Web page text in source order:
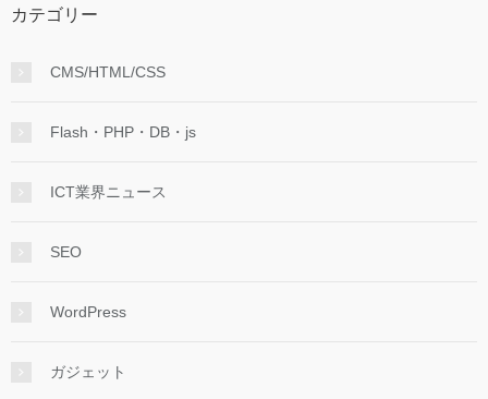
カテゴリー
CMS/HTML/CSS
Flash・PHP・DB・js
ICT業界ニュース
SEO
WordPress
ガジェット